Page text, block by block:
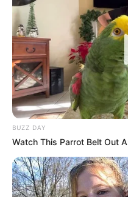
BUZZ DAY
Watch This Parrot Belt Out